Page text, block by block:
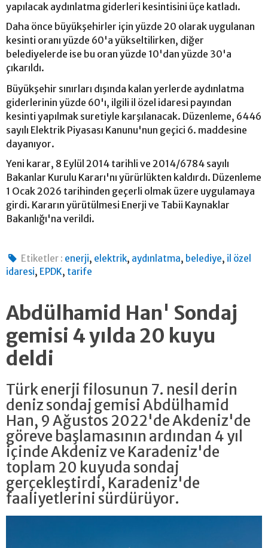
yapılacak aydınlatma giderleri kesintisini üçe katladı.
Daha önce büyükşehirler için yüzde 20 olarak uygulanan
kesinti oranı yüzde 60'a yükseltilirken, diğer
belediyelerde ise bu oran yüzde 10'dan yüzde 30'a
çıkarıldı.
Büyükşehir sınırları dışında kalan yerlerde aydınlatma
giderlerinin yüzde 60'ı, ilgili il özel idaresi payından
kesinti yapılmak suretiyle karşılanacak. Düzenleme, 6446
sayılı Elektrik Piyasası Kanunu'nun geçici 6. maddesine
dayanıyor.
Yeni karar, 8 Eylül 2014 tarihli ve 2014/6784 sayılı
Bakanlar Kurulu Kararı'nı yürürlükten kaldırdı. Düzenleme
1 Ocak 2026 tarihinden geçerli olmak üzere uygulamaya
girdi. Kararın yürütülmesi Enerji ve Tabii Kaynaklar
Bakanlığı'na verildi.
Etiketler : enerji, elektrik, aydınlatma, belediye, il özel
idaresi, EPDK, tarife
Abdülhamid Han' Sondaj
gemisi 4 yılda 20 kuyu
deldi
Türk enerji filosunun 7. nesil derin
deniz sondaj gemisi Abdülhamid
Han, 9 Ağustos 2022'de Akdeniz'de
göreve başlamasının ardından 4 yıl
içinde Akdeniz ve Karadeniz'de
toplam 20 kuyuda sondaj
gerçekleştirdi, Karadeniz'de
faaliyetlerini sürdürüyor.